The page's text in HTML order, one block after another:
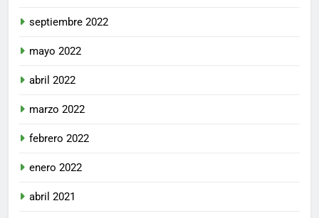
septiembre 2022
mayo 2022
abril 2022
marzo 2022
febrero 2022
enero 2022
abril 2021